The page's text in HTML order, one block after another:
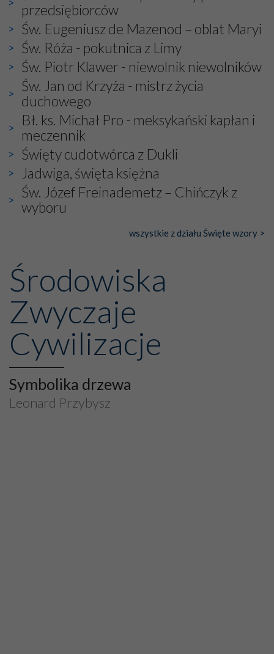
Nasza pielgrzymka nie byłaby tak bogata w duchową treść
bez obecności duszpasterza – księdza Krzysztofa.
Oprócz zapewnienia nam możliwości codziennego
wysłuchania Mszy Świętej, dawał on wyrazy swej
niezwykłej czci dla Matki Bożej śpiewemGodzineki
pięknych pieśni.
Każdy z nas przywiózł Matce Bożej bagaż własnych
intencji, od tych najbardziej osobistych po zbiorowe –
dotyczące Kościoła i Ojczyzny. Każdy też otrzymał w
duchowym wymiarze to, czego najbardziej potrzebował.
To doświadczenie znają wszyscy pielgrzymujący ze
szczerą intencją w miejsca szczególnie wybrane przez
Pana Boga i przez Maryję.
Wśród tych niezwykłych miejsc jest też Fatima, niosąca
przedsiębiorców
Św. Eugeniusz de Mazenod – oblat Maryi
Św. Róża - pokutnica z Limy
Św. Piotr Klawer - niewolnik niewolników
Św. Jan od Krzyża - mistrz życia
duchowego
Bł. ks. Michał Pro - meksykański kapłan i
meczennik
Święty cudotwórca z Dukli
Jadwiga, święta księżna
Św. Józef Freinademetz – Chińczyk z
wyboru
wszystkie z działu Święte wzory >
Środowiska
Zwyczaje
Cywilizacje
Symbolika drzewa
Leonard Przybysz